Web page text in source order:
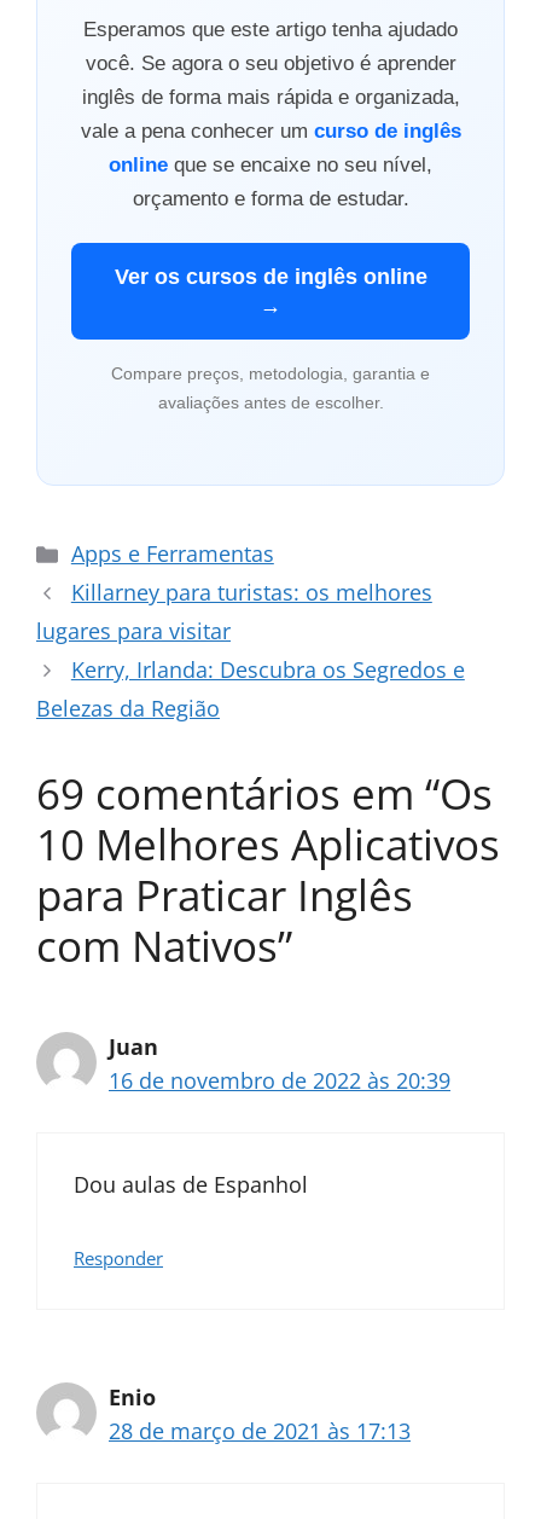
Esperamos que este artigo tenha ajudado
você. Se agora o seu objetivo é aprender
inglês de forma mais rápida e organizada,
vale a pena conhecer um curso de inglês
online que se encaixe no seu nível,
orçamento e forma de estudar.
Ver os cursos de inglês online
→
Compare preços, metodologia, garantia e
avaliações antes de escolher.
Categorias
Apps e Ferramentas
Killarney para turistas: os melhores
lugares para visitar
Kerry, Irlanda: Descubra os Segredos e
Belezas da Região
69 comentários em “Os
10 Melhores Aplicativos
para Praticar Inglês
com Nativos”
Juan
16 de novembro de 2022 às 20:39
Dou aulas de Espanhol
Responder
Enio
28 de março de 2021 às 17:13